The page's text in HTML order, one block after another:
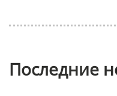
Последние